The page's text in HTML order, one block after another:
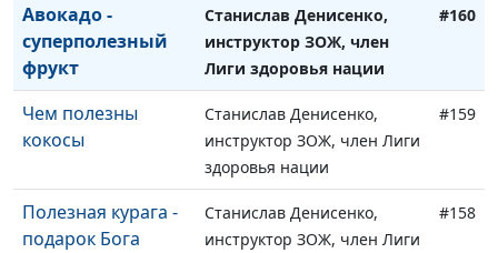
Авокадо -
суперполезный
фрукт
Станислав Денисенко,
инструктор ЗОЖ, член
Лиги здоровья нации
#160
Чем полезны
кокосы
Станислав Денисенко,
инструктор ЗОЖ, член Лиги
здоровья нации
#159
Полезная курага -
подарок Бога
Станислав Денисенко,
инструктор ЗОЖ, член Лиги
#158